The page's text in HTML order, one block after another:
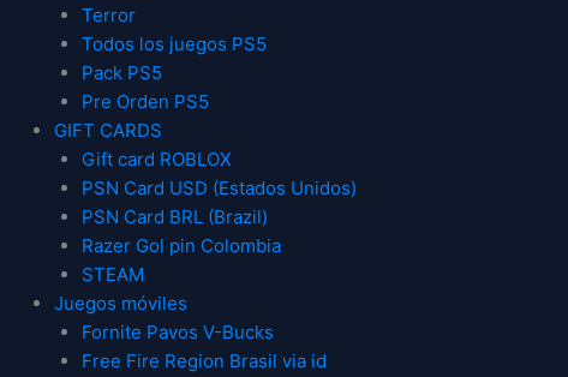
Terror
Todos los juegos PS5
Pack PS5
Pre Orden PS5
GIFT CARDS
Gift card ROBLOX
PSN Card USD (Estados Unidos)
PSN Card BRL (Brazil)
Razer Gol pin Colombia
STEAM
Juegos móviles
Fornite Pavos V-Bucks
Free Fire Region Brasil via id